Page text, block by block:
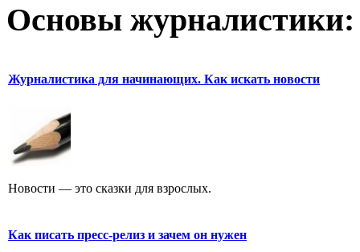
Основы журналистики:
Журналистика для начинающих. Как искать новости
Новости — это сказки для взрослых.
Как писать пресс-релиз и зачем он нужен